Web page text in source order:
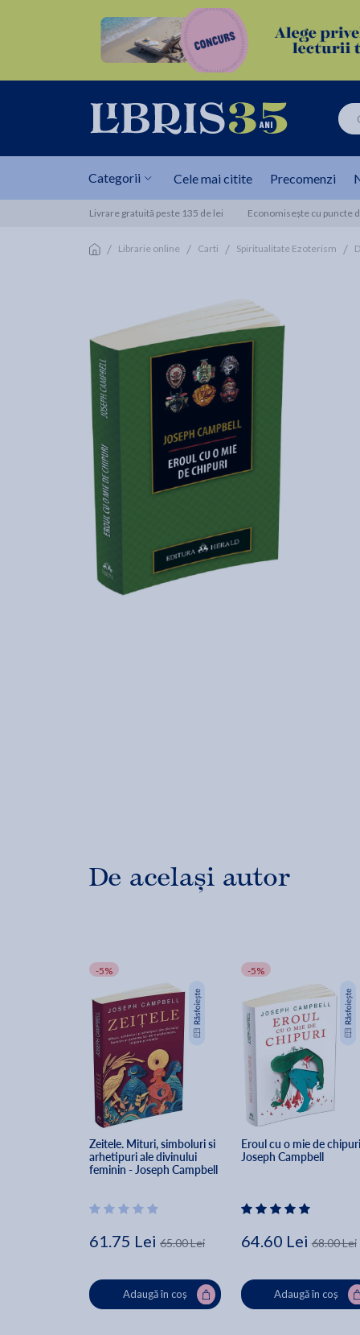
Categorii Cele mai citite Precomenzi
Livrare gratuită peste 135 de lei Economisește cu puncte
/ Librarie online / Carti / Spiritualitate Ezoterism /
De același autor
-5%
Zeitele. Mituri, simboluri si
arhetipuri ale divinului
feminin - Joseph Campbell
61.75 Lei 65.00 Lei
Adaugă în coș
-5%
Eroul cu o mie de
Joseph Campbell
64.60 Lei 68.00 Lei
Adaugă în coș